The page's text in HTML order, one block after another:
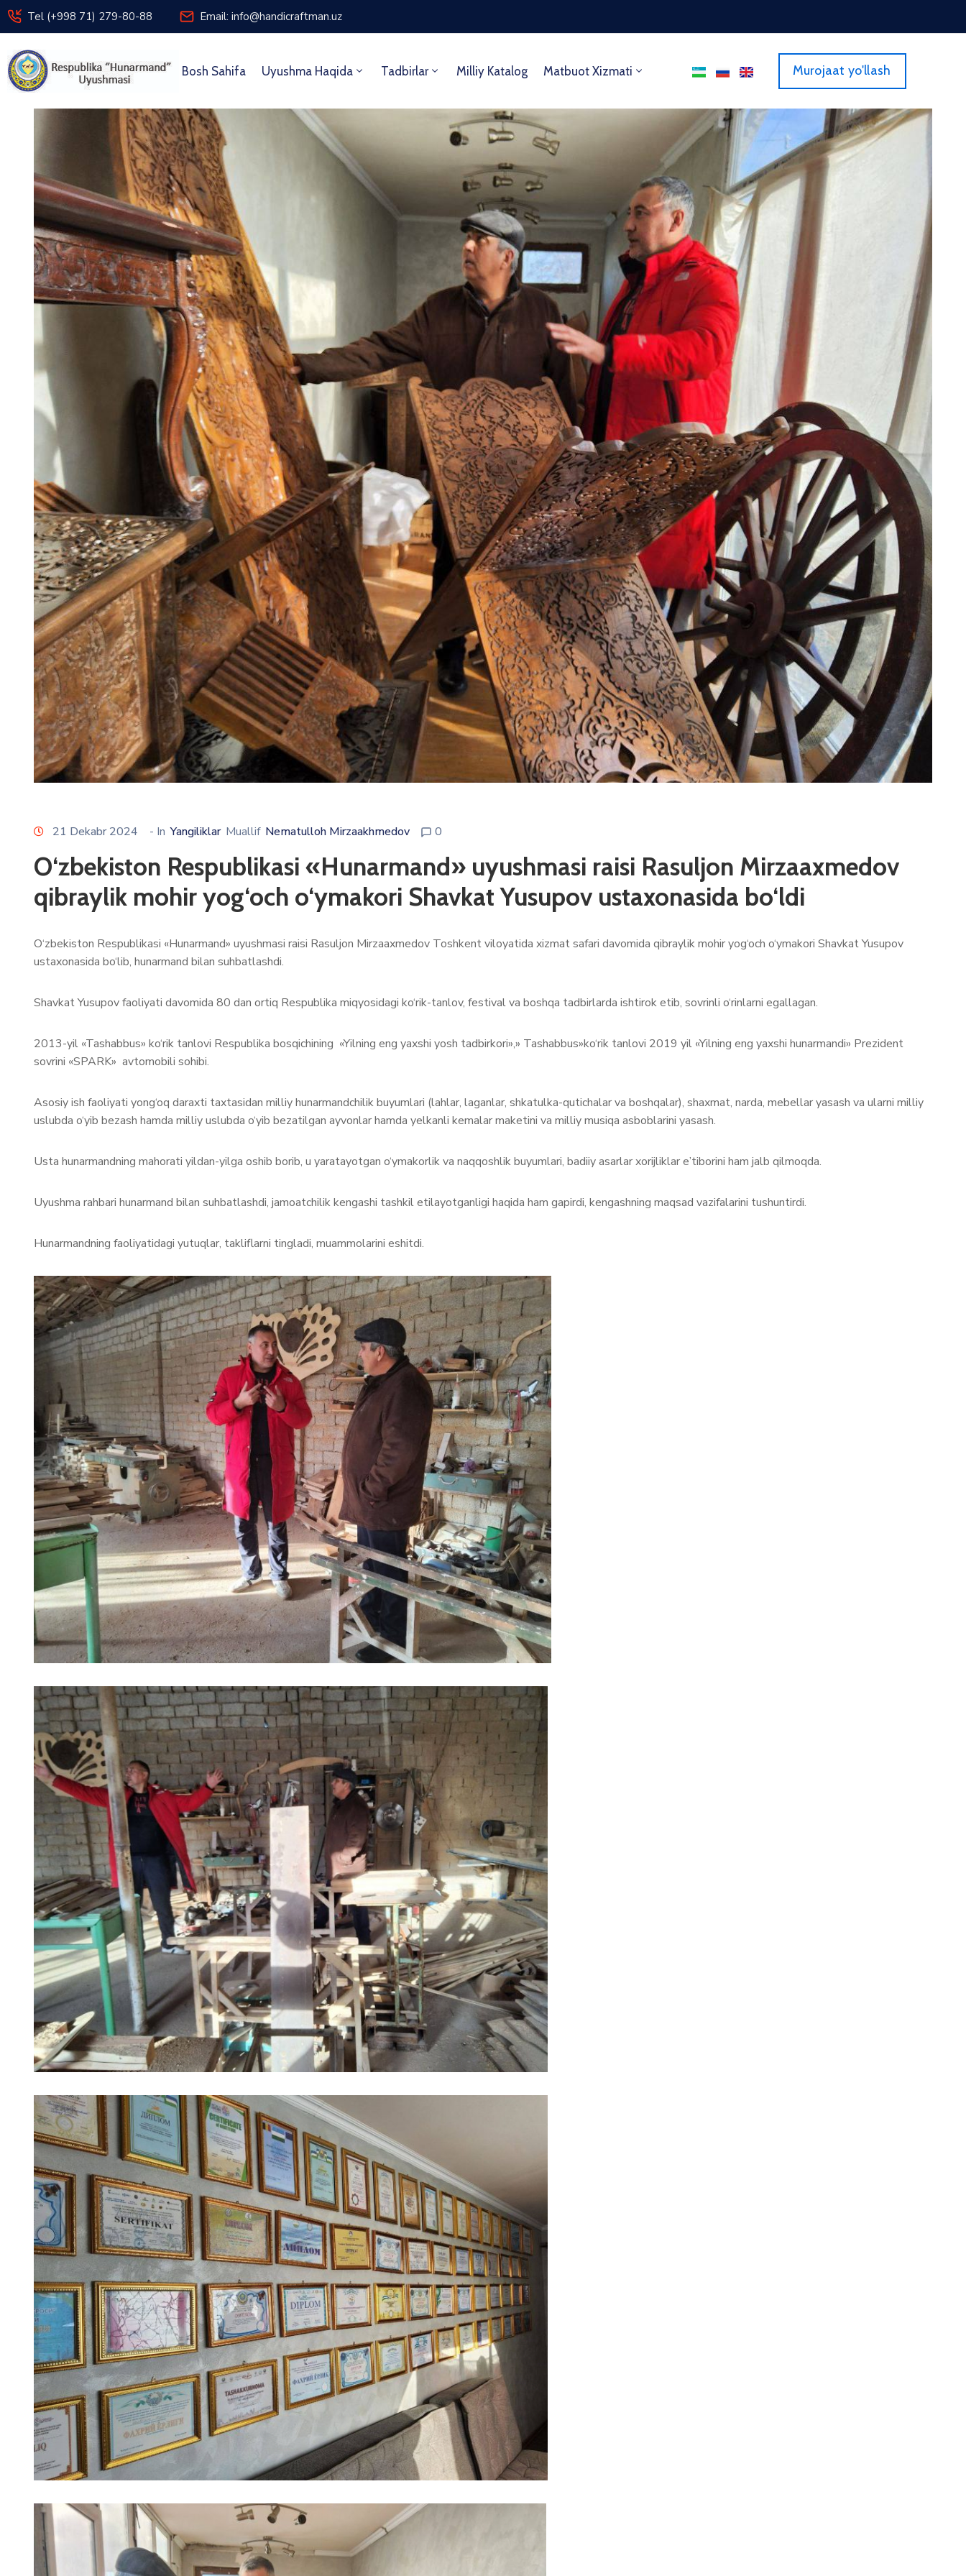
Tel (+998 71) 279-80-88 Email: info@handicraftman.uz
Bosh Sahifa Uyushma Haqida Tadbirlar Milliy Katalog Matbuot Xizmati Murojaat yo'llash
21 Dekabr 2024 - In Yangiliklar Muallif Nematulloh Mirzaakhmedov 0
O‘zbekiston Respublikasi «Hunarmand» uyushmasi raisi Rasuljon Mirzaaxmedov
qibraylik mohir yog‘och o‘ymakori Shavkat Yusupov ustaxonasida bo‘ldi
O‘zbekiston Respublikasi «Hunarmand» uyushmasi raisi Rasuljon Mirzaaxmedov Toshkent viloyatida xizmat safari davomida qibraylik mohir yog‘och o‘ymakori Shavkat Yusupov
ustaxonasida bo‘lib, hunarmand bilan suhbatlashdi.
Shavkat Yusupov faoliyati davomida 80 dan ortiq Respublika miqyosidagi ko‘rik-tanlov, festival va boshqa tadbirlarda ishtirok etib, sovrinli o‘rinlarni egallagan.
2013-yil «Tashabbus» ko‘rik tanlovi Respublika bosqichining «Yilning eng yaxshi yosh tadbirkori»,» Tashabbus»ko‘rik tanlovi 2019 yil «Yilning eng yaxshi hunarmandi» Prezident
sovrini «SPARK» avtomobili sohibi.
Asosiy ish faoliyati yong‘oq daraxti taxtasidan milliy hunarmandchilik buyumlari (lahlar, laganlar, shkatulka-qutichalar va boshqalar), shaxmat, narda, mebellar yasash va ularni milliy
uslubda o‘yib bezash hamda milliy uslubda o‘yib bezatilgan ayvonlar hamda yelkanli kemalar maketini va milliy musiqa asboblarini yasash.
Usta hunarmandning mahorati yildan-yilga oshib borib, u yaratayotgan o‘ymakorlik va naqqoshlik buyumlari, badiiy asarlar xorijliklar e’tiborini ham jalb qilmoqda.
Uyushma rahbari hunarmand bilan suhbatlashdi, jamoatchilik kengashi tashkil etilayotganligi haqida ham gapirdi, kengashning maqsad vazifalarini tushuntirdi.
Hunarmandning faoliyatidagi yutuqlar, takliflarni tingladi, muammolarini eshitdi.